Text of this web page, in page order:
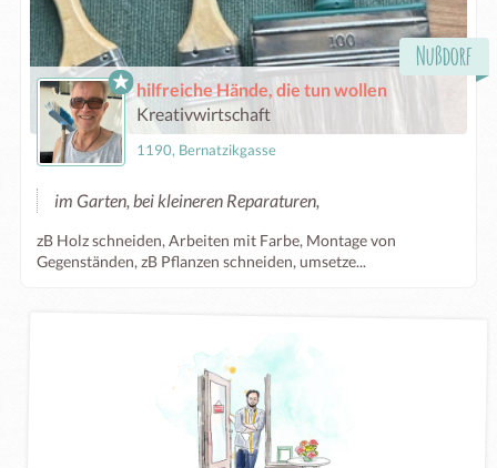
Nußdorf
hilfreiche Hände, die tun wollen
Kreativwirtschaft
1190, Bernatzikgasse
im Garten, bei kleineren Reparaturen,
zB Holz schneiden, Arbeiten mit Farbe, Montage von
Gegenständen, zB Pflanzen schneiden, umsetze...